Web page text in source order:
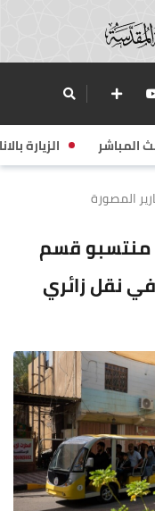
المباشر الزيارة
المصورة
منتسبو قسم
نقل زائري